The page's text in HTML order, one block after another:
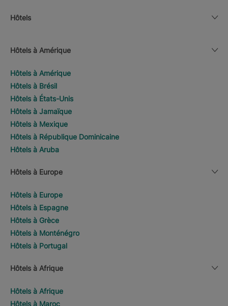
Hôtels
Hôtels à Amérique
Hôtels à Amérique
Hôtels à Brésil
Hôtels à États-Unis
Hôtels à Jamaïque
Hôtels à Mexique
Hôtels à République Dominicaine
Hôtels à Aruba
Hôtels à Europe
Hôtels à Europe
Hôtels à Espagne
Hôtels à Grèce
Hôtels à Monténégro
Hôtels à Portugal
Hôtels à Afrique
Hôtels à Afrique
Hôtels à Maroc